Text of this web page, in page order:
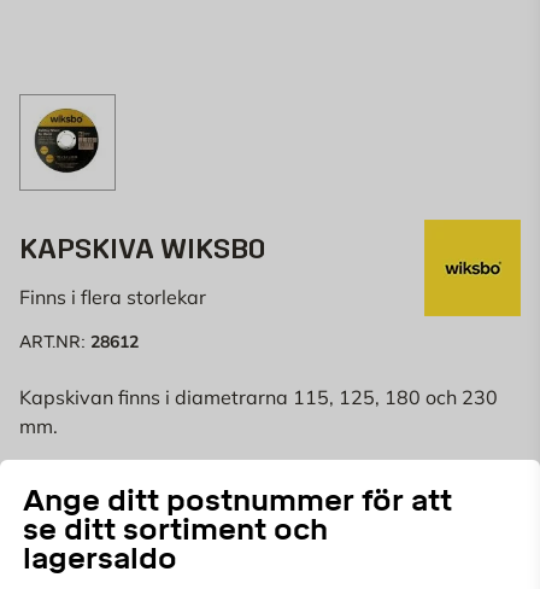
Ange ditt postnummer för att
se ditt sortiment och
lagersaldo
KAPSKIVA WIKSBO
Finns i flera storlekar
ART.NR: 28612
Kapskivan finns i diametrarna 115, 125, 180 och 230
mm.
Välj butik
Välj butik för att se lagerstatus